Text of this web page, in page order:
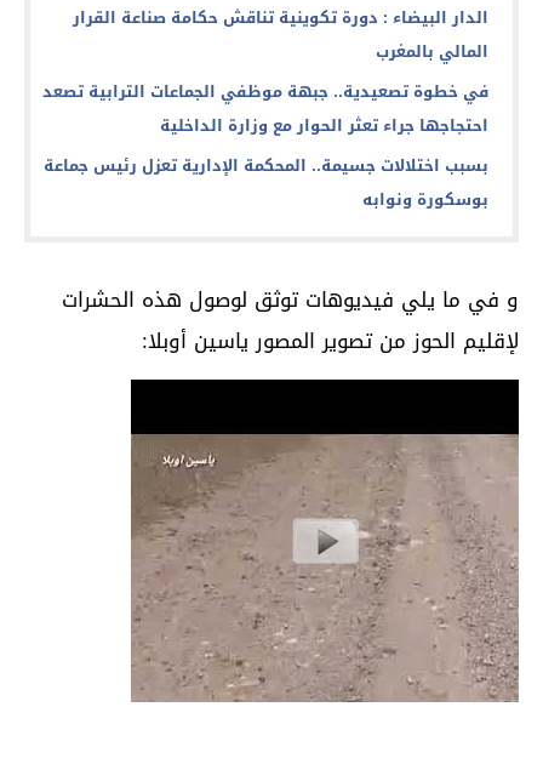
الدار البيضاء : دورة تكوينية تناقش حكامة صناعة القرار
المالي بالمغرب
في خطوة تصعيدية.. جبهة موظفي الجماعات الترابية تصعد
احتجاجها جراء تعثر الحوار مع وزارة الداخلية
بسبب اختلالات جسيمة.. المحكمة الإدارية تعزل رئيس جماعة
بوسكورة ونوابه
و في ما يلي فيديوهات توثق لوصول هذه الحشرات
لإقليم الحوز من تصوير المصور ياسين أوبلا: